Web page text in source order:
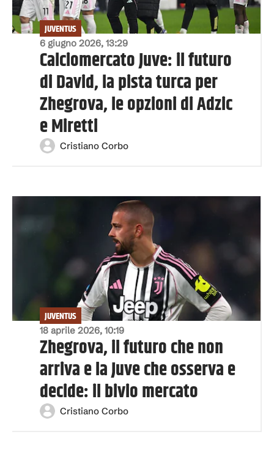
6 giugno 2026, 13:29
JUVENTUS
Calciomercato Juve: il futuro
di David, la pista turca per
Zhegrova, le opzioni di Adzic
e Miretti
Cristiano Corbo
18 aprile 2026, 10:19
JUVENTUS
Zhegrova, il futuro che non
arriva e la Juve che osserva e
decide: il bivio mercato
Cristiano Corbo